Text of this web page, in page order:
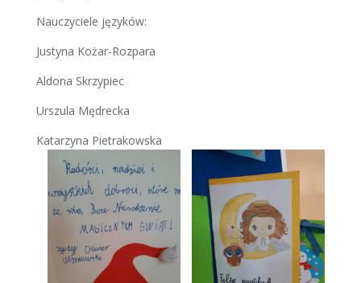
Nauczyciele języków:
Justyna Kożar-Rozpara
Aldona Skrzypiec
Urszula Mędrecka
Katarzyna Pietrakowska